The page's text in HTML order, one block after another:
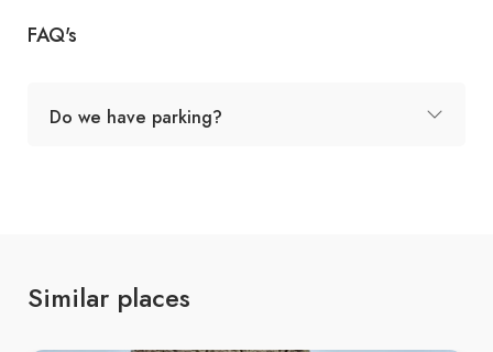
FAQ's
Do we have parking?
Similar places